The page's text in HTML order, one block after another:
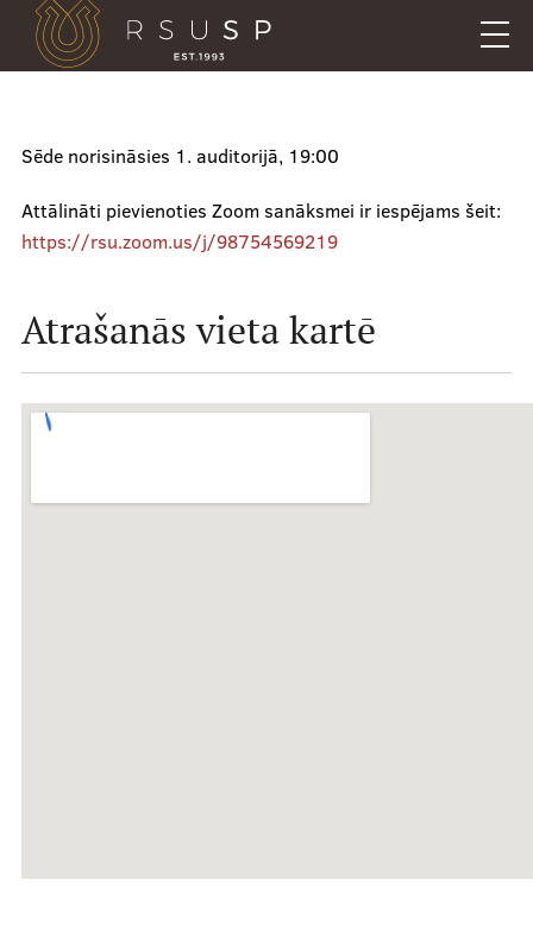
Pārlekt
galveno
saturu
Meklēt Mobile
augšējā
izvēlne
Aktualitāšu e-pasts
Galerija
Studentu māja
Kā mūs atrast
Mobile
Sēde norisināsies 1. auditorijā, 19:00
Attālināti pievienoties Zoom sanāksmei ir iespējams šeit:
https://rsu.zoom.us/j/98754569219
Atrašanās vieta kartē